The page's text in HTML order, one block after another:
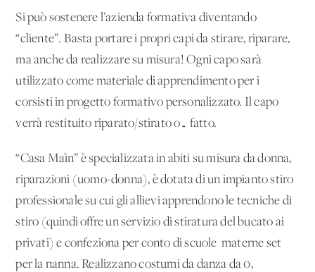
Si può sostenere l’azienda formativa diventando
“cliente”. Basta portare i propri capi da stirare, riparare,
ma anche da realizzare su misura! Ogni capo sarà
utilizzato come materiale di apprendimento per i
corsisti in progetto formativo personalizzato. Il capo
verrà restituito riparato/stirato o… fatto.
“Casa Maìn” è specializzata in abiti su misura da donna,
riparazioni (uomo-donna), è dotata di un impianto stiro
professionale su cui gli allievi apprendono le tecniche di
stiro (quindi offre un servizio di stiratura del bucato ai
privati) e confeziona per conto di scuole materne set
per la nanna. Realizzano costumi da danza da 0,